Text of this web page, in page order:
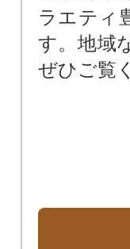
ラエティ
す。地域
ぜひご覧